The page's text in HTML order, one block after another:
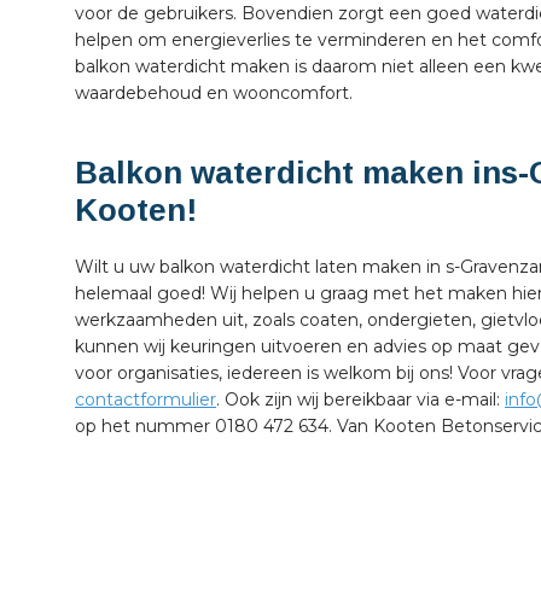
voor de gebruikers. Bovendien zorgt een goed
helpen om energieverlies te verminderen en het
balkon waterdicht maken is daarom niet alleen een
waardebehoud en wooncomfort.
Balkon waterdicht maken ins-
Kooten!
Wilt u uw balkon waterdicht laten maken in s-
helemaal goed! Wij helpen u graag met het maken
werkzaamheden uit, zoals coaten, ondergieten,
kunnen wij keuringen uitvoeren en advies op maat
voor organisaties, iedereen is welkom bij ons! Voor
contactformulier. Ook zijn wij bereikbaar via e-mail:
op het nummer 0180 472 634. Van Kooten